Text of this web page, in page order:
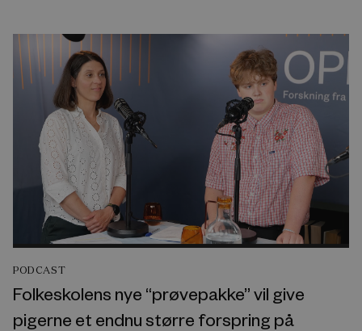
PODCAST
Folkeskolens nye “prøvepakke” vil give
pigerne et endnu større forspring på